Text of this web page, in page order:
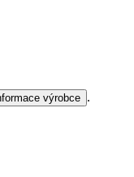
výrobce .